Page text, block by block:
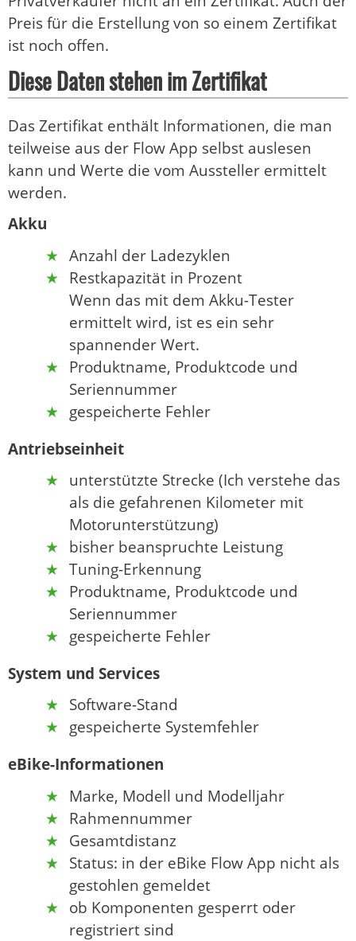
Preis für die Erstellung von so einem Zertifikat
ist noch offen.
Diese Daten stehen im Zertifikat
Das Zertifikat enthält Informationen, die man
teilweise aus der Flow App selbst auslesen
kann und Werte die vom Aussteller ermittelt
werden.
Akku
Anzahl der Ladezyklen
Restkapazität in Prozent
Wenn das mit dem Akku-Tester
ermittelt wird, ist es ein sehr
spannender Wert.
Produktname, Produktcode und
Seriennummer
gespeicherte Fehler
Antriebseinheit
unterstützte Strecke (Ich verstehe das
als die gefahrenen Kilometer mit
Motorunterstützung)
bisher beanspruchte Leistung
Tuning-Erkennung
Produktname, Produktcode und
Seriennummer
gespeicherte Fehler
System und Services
Software-Stand
gespeicherte Systemfehler
eBike-Informationen
Marke, Modell und Modelljahr
Rahmennummer
Gesamtdistanz
Status: in der eBike Flow App nicht als
gestohlen gemeldet
ob Komponenten gesperrt oder
registriert sind